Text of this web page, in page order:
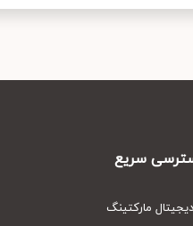
سریع
مارکتینگ